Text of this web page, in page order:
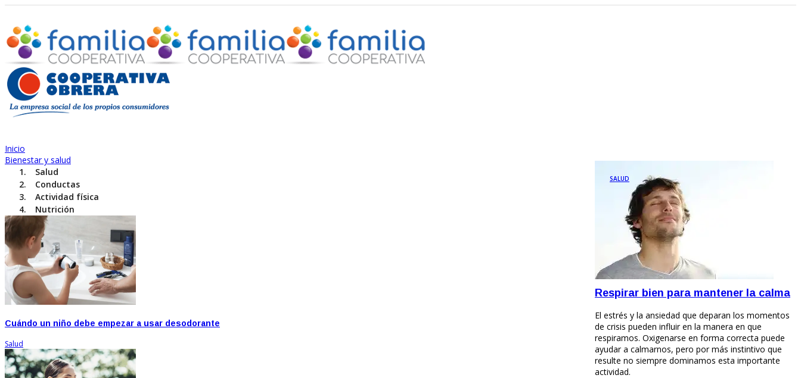
Inicio
Bienestar y salud
Salud
Conductas
Actividad física
Nutrición
Cuándo un niño debe empezar a usar desodorante
Salud
SALUD
Respirar bien para mantener la calma
El estrés y la ansiedad que deparan los momentos
de crisis pueden influir en la manera en que
respiramos. Oxigenarse en forma correcta puede
ayudar a calmarnos, pero por más instintivo que
resulte no siempre dominamos esta importante
actividad.